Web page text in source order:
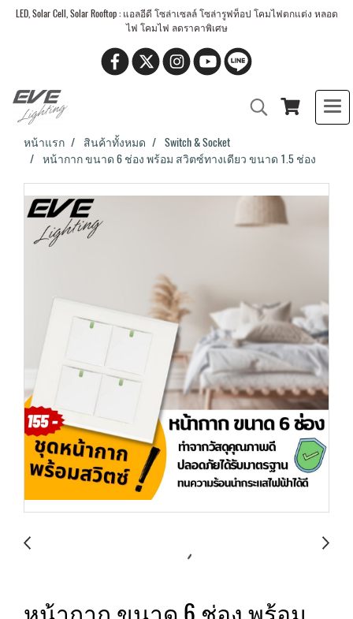
LED, Solar Cell, Solar Rooftop : แอลอีดี โซล่าเซลล์ โซล่ารูฟท็อป โคมไฟตกแต่ง หลอด
ไฟ โคมไฟ ลดราคาพิเศษ
หน้าแรก สินค้าทั้งหมด
Switch & Socket
หน้ากาก ขนาด 6 ช่อง พร้อม สวิตซ์ทางเดียว ขนาด 1.5 ช่อง